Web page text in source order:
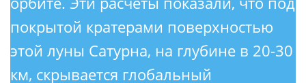
покрытой кратерами поверхностью
этой луны Сатурна, на глубине в 20-30
км, скрывается глобальный